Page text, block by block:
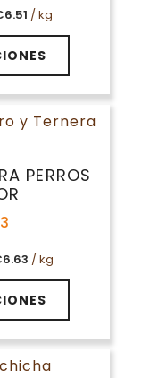
6.51 / kg
PERROS
6.63 / kg